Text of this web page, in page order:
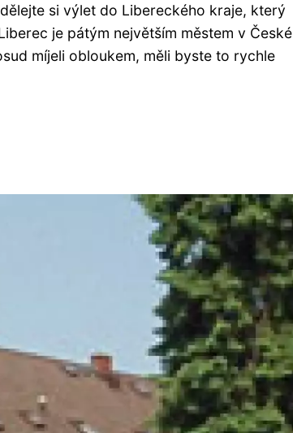
si výlet do Libereckého kraje, který
je pátým největším městem v České
míjeli obloukem, měli byste to rychle